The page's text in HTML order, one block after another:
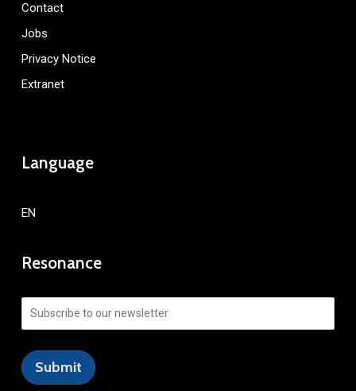
Contact
Jobs
Privacy Notice
Extranet
Language
EN
Resonance